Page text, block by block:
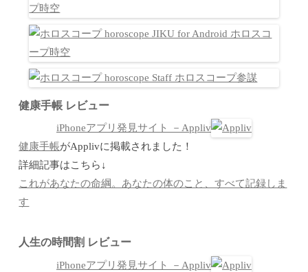
健康手帳 レビュー
iPhoneアプリ発見サイト －Appliv
健康手帳がApplivに掲載されました！
詳細記事はこちら↓
これがあなたの命綱。あなたの体のこと、すべて記録しま
す
人生の時間割 レビュー
iPhoneアプリ発見サイト －Appliv